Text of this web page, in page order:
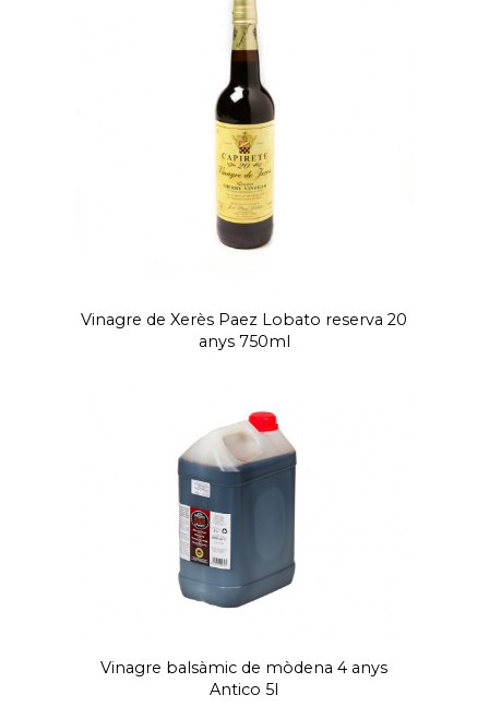
Vinagre de Xerès Paez Lobato reserva 20
anys 750ml
Vinagre balsàmic de mòdena 4 anys
Antico 5l